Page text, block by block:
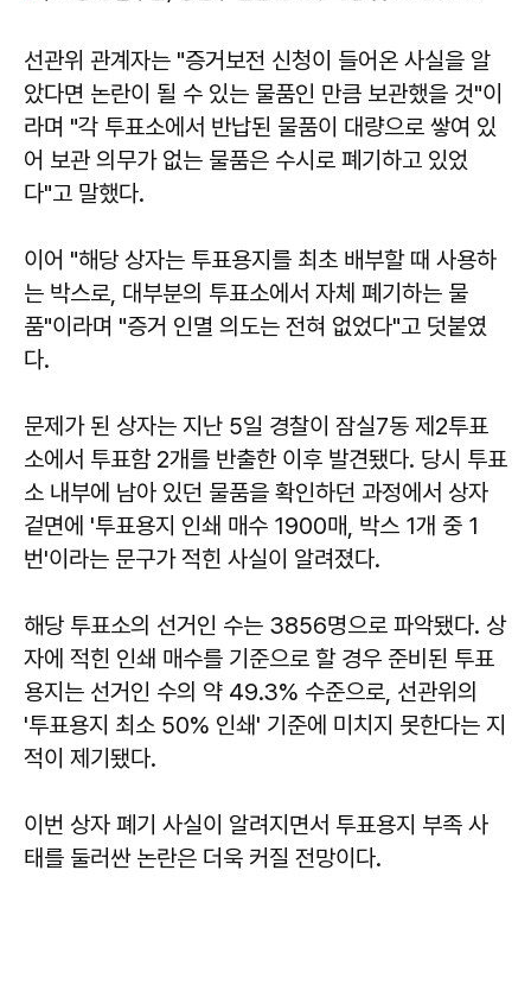
선관위 관계자는 "증거보전 신청이 들어온 사실을 알
았다면 논란이 될 수 있는 물품인 만큼 보관했을 것"이
라며 "각 투표소에서 반납된 물품이 대량으로 쌓여 있
어 보관 의무가 없는 물품은 수시로 폐기하고 있었
다"고 말했다.
이어 "해당 상자는 투표용지를 최초 배부할 때 사용하
는 박스로, 대부분의 투표소에서 자체 폐기하는 물
품"이라며 "증거 인멸 의도는 전혀 없었다"고 덧붙였
다.
문제가 된 상자는 지난 5일 경찰이 잠실7동 제2투표
소에서 투표함 2개를 반출한 이후 발견됐다. 당시 투표
소 내부에 남아 있던 물품을 확인하던 과정에서 상자
겉면에 '투표용지 인쇄 매수 1900매, 박스 1개 중 1
번'이라는 문구가 적힌 사실이 알려졌다.
해당 투표소의 선거인 수는 3856명으로 파악됐다. 상
자에 적힌 인쇄 매수를 기준으로 할 경우 준비된 투표
용지는 선거인 수의 약 49.3% 수준으로, 선관위의
'투표용지 최소 50% 인쇄' 기준에 미치지 못한다는 지
적이 제기됐다.
이번 상자 폐기 사실이 알려지면서 투표용지 부족 사
태를 둘러싼 논란은 더욱 커질 전망이다.